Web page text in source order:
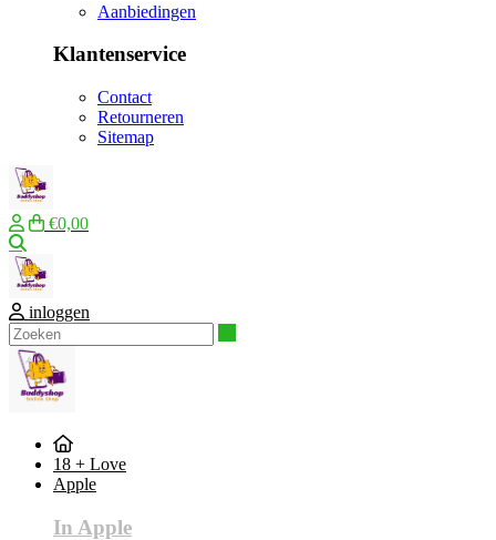
Aanbiedingen
Klantenservice
Contact
Retourneren
Sitemap
€0,00
inloggen
18 + Love
Apple
In Apple